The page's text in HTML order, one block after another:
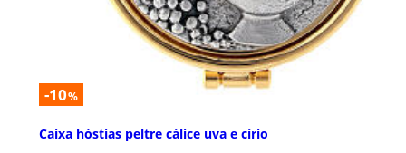
-10%
Caixa hóstias peltre cálice uva e círio